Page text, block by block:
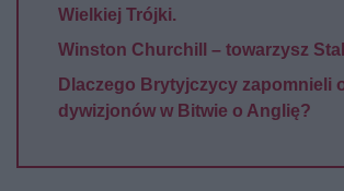
Wielkiej Trójki.
Winston Churchill – towarzysz
Dlaczego Brytyjczycy zapomnieli
dywizjonów w Bitwie o Anglię?